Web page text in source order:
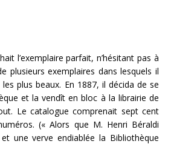
l’exemplaire parfait, n’hésitant pas à
plusieurs exemplaires dans lesquels il
plus beaux. En 1887, il décida de se
et la vendît en bloc à la librairie de
Le catalogue comprenait sept cent
(« Alors que M. Henri Béraldi
une verve endiablée la Bibliothèque